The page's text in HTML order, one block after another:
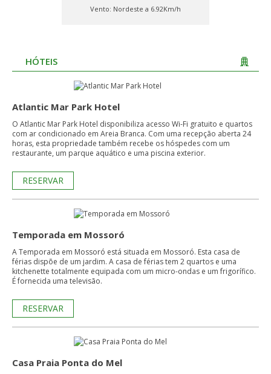
Vento: Nordeste a 6.92Km/h
HÓTEIS
Atlantic Mar Park Hotel
O Atlantic Mar Park Hotel disponibiliza acesso Wi-Fi gratuito e quartos
com ar condicionado em Areia Branca. Com uma recepção aberta 24
horas, esta propriedade também recebe os hóspedes com um
restaurante, um parque aquático e uma piscina exterior.
RESERVAR
Temporada em Mossoró
A Temporada em Mossoró está situada em Mossoró. Esta casa de
férias dispõe de um jardim. A casa de férias tem 2 quartos e uma
kitchenette totalmente equipada com um micro-ondas e um frigorífico.
É fornecida uma televisão.
RESERVAR
Casa Praia Ponta do Mel